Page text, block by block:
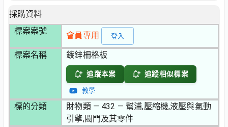
採購資料
標案案號
會員專用 登入
標案名稱 鍍鋅柵格板
追蹤本案 追蹤相似標案
教學
標的分類
財物類 — 432 — 幫浦,壓縮機,液壓與氣動
引擎,閥門及其零件